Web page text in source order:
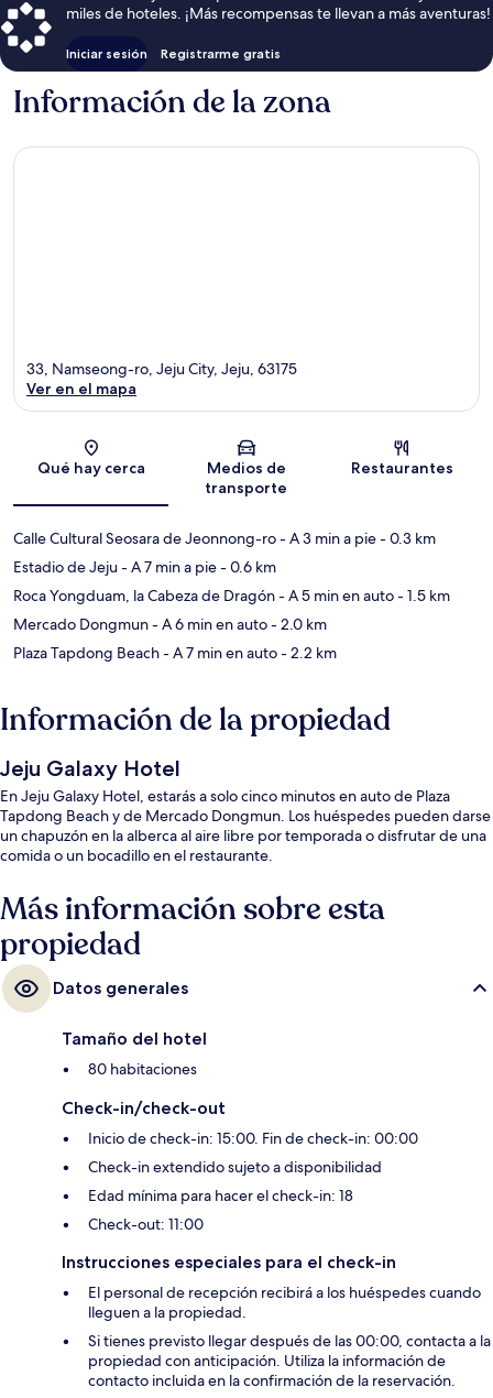
miles de hoteles. ¡Más recompensas te llevan a más aventuras!
Iniciar sesión Registrarme gratis
Información de la zona
Sección del mapa
33, Namseong-ro, Jeju City, Jeju, 63175
Ver en el mapa
Qué hay cerca
Medios de
transporte
Restaurantes
Calle Cultural Seosara de Jeonnong-ro- A 3 min a pie- 0.3 km
Estadio de Jeju- A 7 min a pie- 0.6 km
Roca Yongduam, la Cabeza de Dragón- A 5 min en auto- 1.5 km
Mercado Dongmun- A 6 min en auto- 2.0 km
Plaza Tapdong Beach- A 7 min en auto- 2.2 km
Información de la propiedad
Jeju Galaxy Hotel
En Jeju Galaxy Hotel, estarás a solo cinco minutos en auto de Plaza
Tapdong Beach y de Mercado Dongmun. Los huéspedes pueden darse
un chapuzón en la alberca al aire libre por temporada o disfrutar de una
comida o un bocadillo en el restaurante.
Más información sobre esta
propiedad
Datos generales
Tamaño del hotel
80 habitaciones
Check-in/check-out
Inicio de check-in: 15:00. Fin de check-in: 00:00
Check-in extendido sujeto a disponibilidad
Edad mínima para hacer el check-in: 18
Check-out: 11:00
Instrucciones especiales para el check-in
El personal de recepción recibirá a los huéspedes cuando
lleguen a la propiedad.
Si tienes previsto llegar después de las 00:00, contacta a la
propiedad con anticipación. Utiliza la información de
contacto incluida en la confirmación de la reservación.